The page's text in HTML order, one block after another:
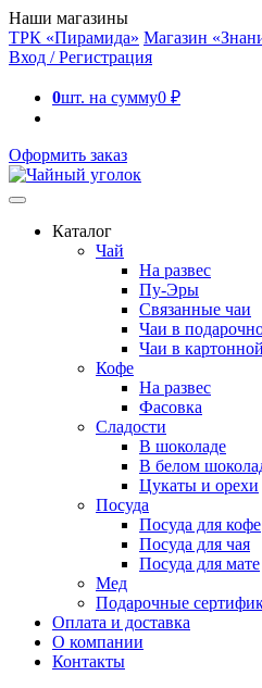
Наши магазины
ТРК «Пирамида» Магазин
Вход / Регистрация
0шт. на сумму0 ₽
Оформить заказ
Каталог
Чай
На развес
Пу-Эры
Связанные чаи
Чаи в
Чаи в
Кофе
На развес
Фасовка
Сладости
В шоколаде
В белом
Цукаты и орехи
Посуда
Посуда для кофе
Посуда для чая
Посуда для мате
Мед
Подарочные
Оплата и доставка
О компании
Контакты